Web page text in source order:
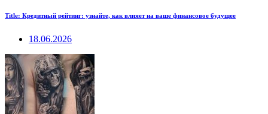
Title: Кредитный рейтинг: узнайте, как влияет на ваше финансовое будущее
18.06.2026